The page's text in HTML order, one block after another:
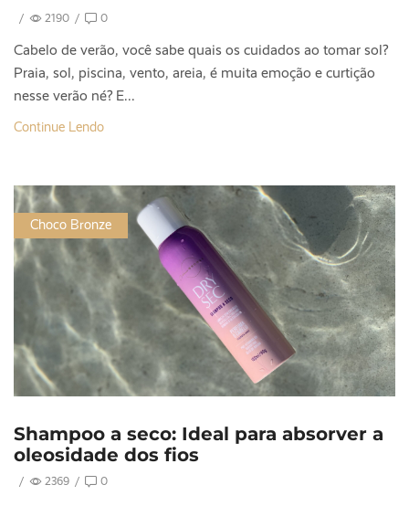
/ 2190 / 0
Cabelo de verão, você sabe quais os cuidados ao tomar sol?
Praia, sol, piscina, vento, areia, é muita emoção e curtição
nesse verão né? E...
Continue Lendo
Choco Bronze
Shampoo a seco: Ideal para absorver a
oleosidade dos fios
/ 2369 / 0